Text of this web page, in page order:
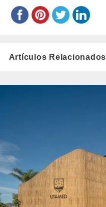
Artículos Relacionados